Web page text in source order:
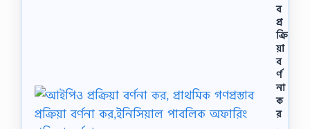
ব
প্র
ক্রি
য়া
ব
র্ণ
না
ক
র